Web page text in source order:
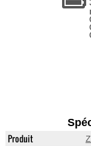
Produit